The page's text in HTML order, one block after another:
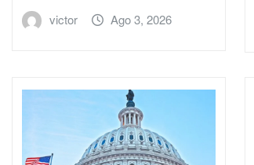
victor Ago 3, 2026